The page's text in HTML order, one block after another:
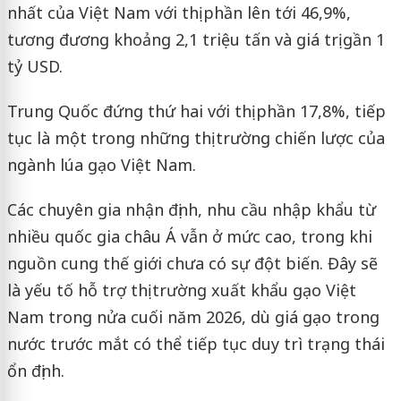
nhất của Việt Nam với thị phần lên tới 46,9%,
tương đương khoảng 2,1 triệu tấn và giá trị gần 1
tỷ USD.
Trung Quốc đứng thứ hai với thị phần 17,8%, tiếp
tục là một trong những thị trường chiến lược của
ngành lúa gạo Việt Nam.
Các chuyên gia nhận định, nhu cầu nhập khẩu từ
nhiều quốc gia châu Á vẫn ở mức cao, trong khi
nguồn cung thế giới chưa có sự đột biến. Đây sẽ
là yếu tố hỗ trợ thị trường xuất khẩu gạo Việt
Nam trong nửa cuối năm 2026, dù giá gạo trong
nước trước mắt có thể tiếp tục duy trì trạng thái
ổn định.